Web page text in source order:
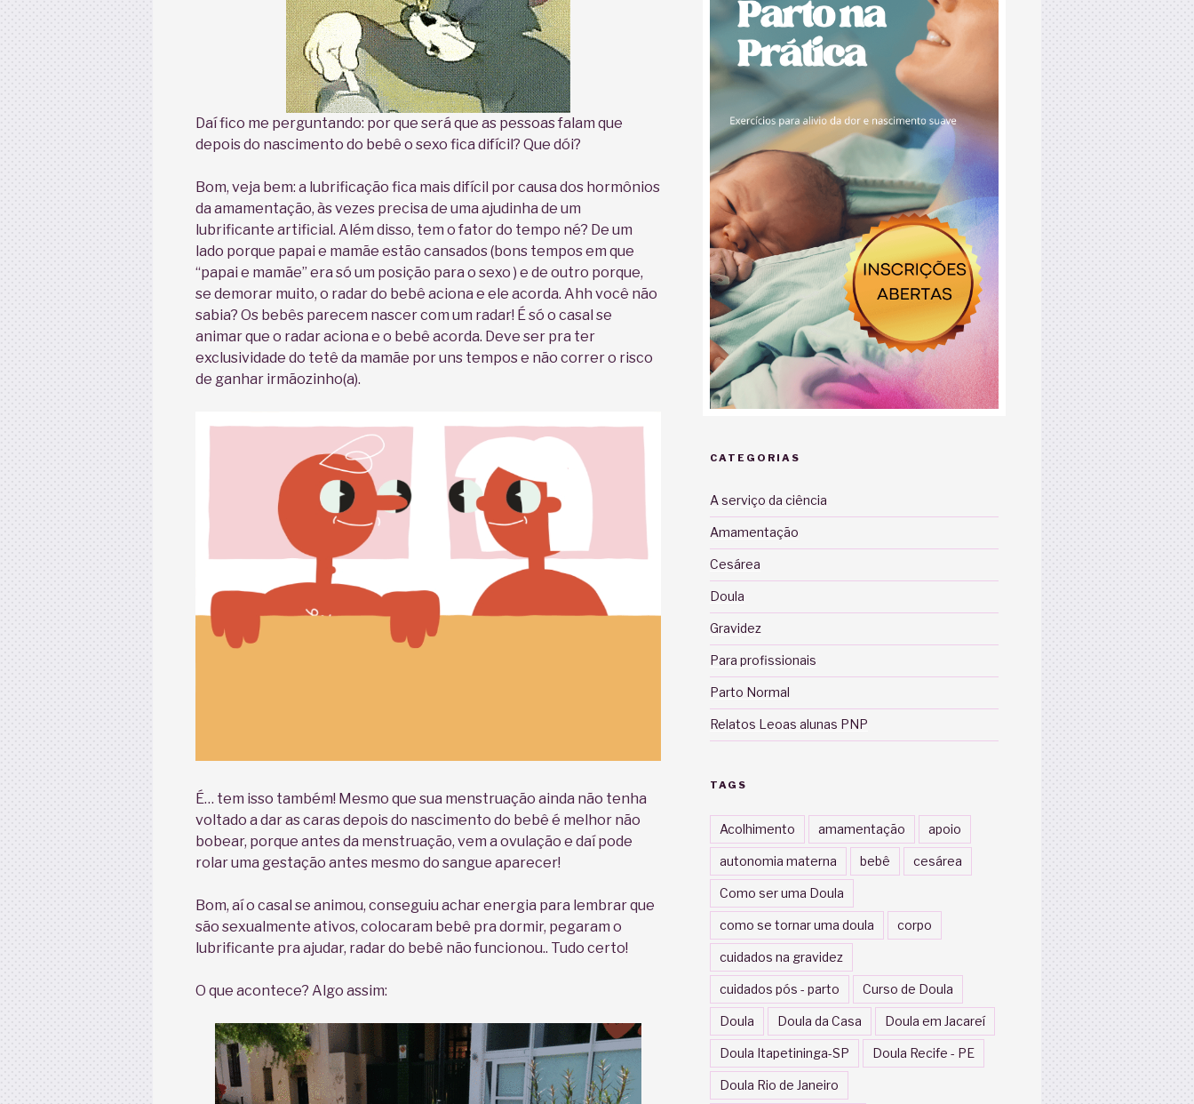
Daí fico me perguntando: por que será que as pessoas falam que
depois do nascimento do bebê o sexo fica difícil? Que dói?
Bom, veja bem: a lubrificação fica mais difícil por causa dos hormônios
da amamentação, às vezes precisa de uma ajudinha de um
lubrificante artificial. Além disso, tem o fator do tempo né? De um
lado porque papai e mamãe estão cansados (bons tempos em que
“papai e mamãe” era só um posição para o sexo ) e de outro porque,
se demorar muito, o radar do bebê aciona e ele acorda. Ahh você não
sabia? Os bebês parecem nascer com um radar! É só o casal se
animar que o radar aciona e o bebê acorda. Deve ser pra ter
exclusividade do tetê da mamãe por uns tempos e não correr o risco
de ganhar irmãozinho(a).
É… tem isso também! Mesmo que sua menstruação ainda não tenha
voltado a dar as caras depois do nascimento do bebê é melhor não
bobear, porque antes da menstruação, vem a ovulação e daí pode
rolar uma gestação antes mesmo do sangue aparecer!
Bom, aí o casal se animou, conseguiu achar energia para lembrar que
são sexualmente ativos, colocaram bebê pra dormir, pegaram o
lubrificante pra ajudar, radar do bebê não funcionou.. Tudo certo!
O que acontece? Algo assim:
CATEGORIAS
A serviço da ciência
Amamentação
Cesárea
Doula
Gravidez
Para profissionais
Parto Normal
Relatos Leoas alunas PNP
TAGS
Acolhimento amamentação apoio
autonomia materna bebê cesárea
Como ser uma Doula
como se tornar uma doula corpo
cuidados na gravidez
cuidados pós - parto Curso de Doula
Doula Doula da Casa Doula em Jacareí
Doula Itapetininga-SP Doula Recife - PE
Doula Rio de Janeiro